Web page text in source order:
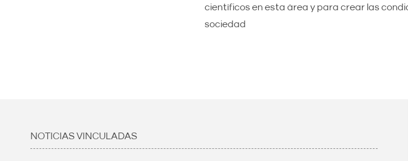
científicos en esta área y para crear las
sociedad
NOTICIAS VINCULADAS